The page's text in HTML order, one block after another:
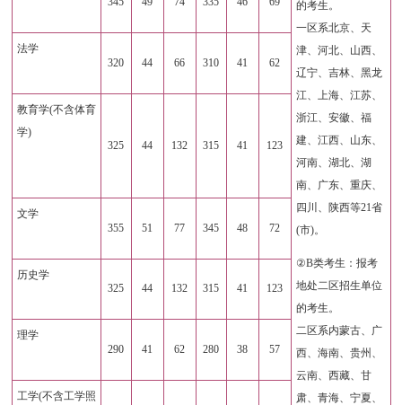
的考生。
一区系北京、天
津、河北、山西、
辽宁、吉林、黑龙
江、上海、江苏、
浙江、安徽、福
建、江西、山东、
河南、湖北、湖
南、广东、重庆、
四川、陕西等21省
(市)。
②B类考生：报考
地处二区招生单位
的考生。
二区系内蒙古、广
西、海南、贵州、
云南、西藏、甘
肃、青海、宁夏、
法学
320
44 66 310 41 62
教育学(不含体育
学)
325
44 132 315 41 123
文学
355
51 77 345 48 72
历史学
325
44 132 315 41 123
理学
290
41 62 280 38 57
工学(不含工学照